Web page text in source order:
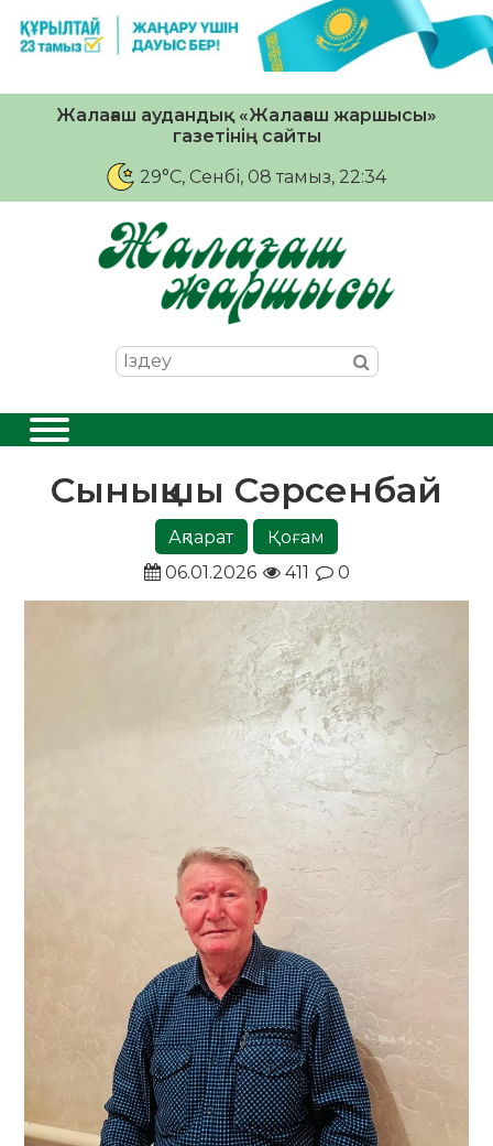
Жалағаш аудандық «Жалағаш жаршысы»
газетінің сайты
29°C, Сенбі, 08 тамыз, 22:34
Сынықшы Сәрсенбай
Ақпарат
Қоғам
06.01.2026
411 0